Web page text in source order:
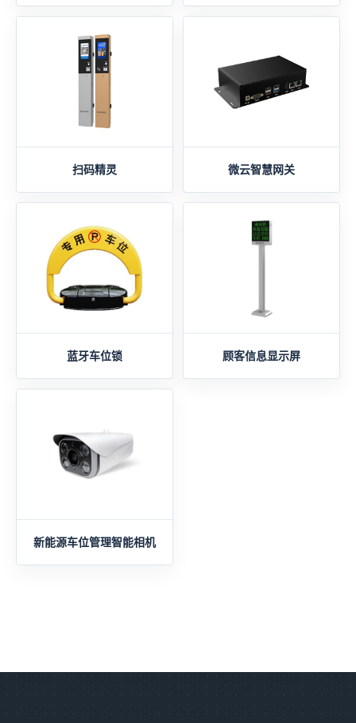
扫码精灵 微云智慧网关
蓝牙车位锁 顾客信息显示屏
新能源车位管理智能相机